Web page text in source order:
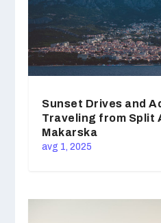
Sunset Drives and
Traveling from Split
Makarska
avg 1, 2025